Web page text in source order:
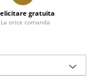
gratuita
La orice comanda